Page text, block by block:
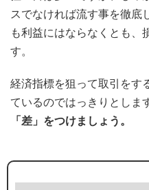
スでなければ流す事を徹底
も利益にはならなくとも、
す。
経済指標を狙って取引をす
ているのではっきりとしま
「差」をつけましょう。